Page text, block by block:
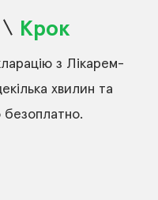
Крок
з Лікарем-
хвилин та